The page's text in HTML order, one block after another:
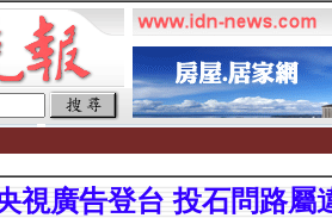
視廣告登台 投石問路屬